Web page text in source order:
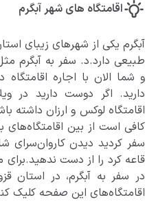
اقامتگاه های شهر آبگرم
آبگرم یکی از شهرهای زیبای
طبیعی دارد.د. سفر به
و شما الان با اجاره
دارید. اگر دوست دارید در
اقامتگاه لوکس و ارزان داشته
کافی است از بین اقامتگاه‌های
سفر کردید دیدن کاروان‌سرای
قاعه کرد را از دست ندهید.برای
در سفر به آبگرم، در استان
اقامتگاه‌های این صفحه کلیک